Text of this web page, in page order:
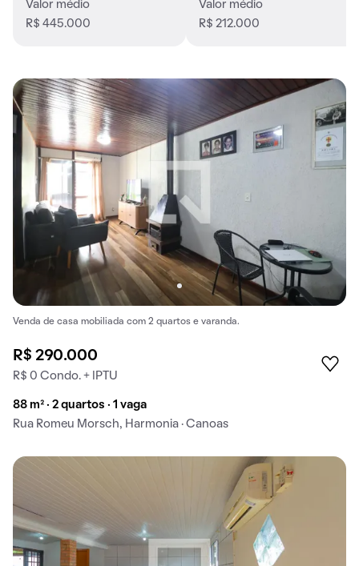
Valor médio
R$ 445.000
Valor médio
R$ 212.000
Venda de casa mobiliada com 2 quartos e varanda.
R$ 290.000
R$ 0 Condo. + IPTU
88 m² · 2 quartos · 1 vaga
Rua Romeu Morsch, Harmonia · Canoas